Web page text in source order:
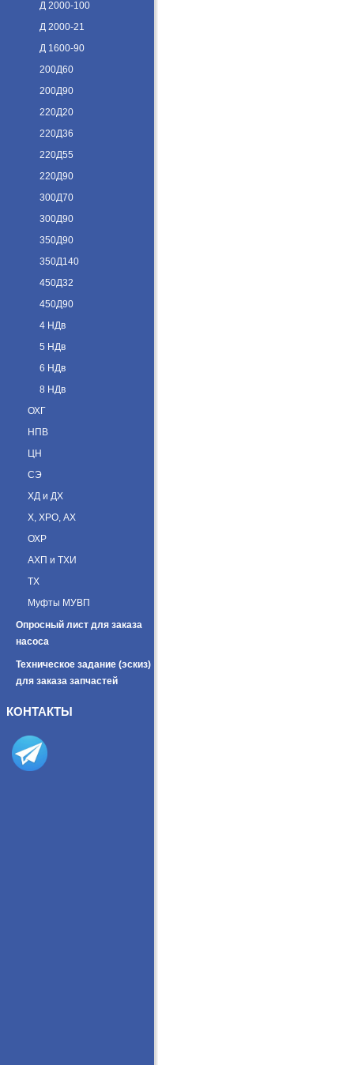
Д 2000-100
Д 2000-21
Д 1600-90
200Д60
200Д90
220Д20
220Д36
220Д55
220Д90
300Д70
300Д90
350Д90
350Д140
450Д32
450Д90
4 НДв
5 НДв
6 НДв
8 НДв
ОХГ
НПВ
ЦН
СЭ
ХД и ДХ
Х, ХРО, АХ
ОХР
АХП и ТХИ
ТХ
Муфты МУВП
Опросный лист для заказа
насоса
Техническое задание (эскиз)
для заказа запчастей
КОНТАКТЫ